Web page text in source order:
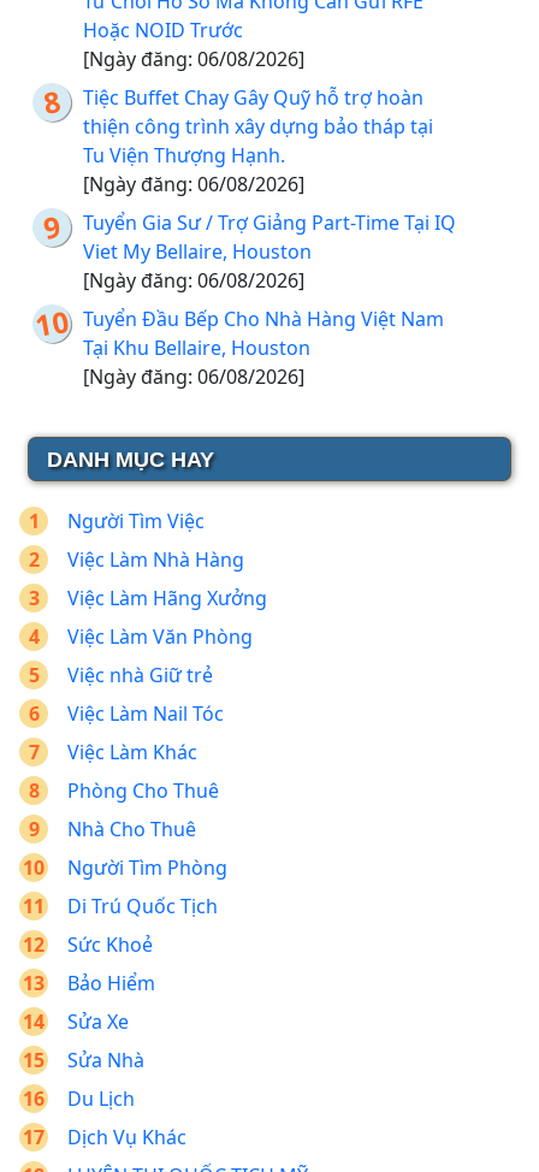
Hoặc NOID Trước
[Ngày đăng: 06/08/2026]
Tiệc Buffet Chay Gây Quỹ hỗ trợ hoàn
thiện công trình xây dựng bảo tháp tại
Tu Viện Thượng Hạnh.
[Ngày đăng: 06/08/2026]
Tuyển Gia Sư / Trợ Giảng Part-Time Tại IQ
Viet My Bellaire, Houston
[Ngày đăng: 06/08/2026]
Tuyển Đầu Bếp Cho Nhà Hàng Việt Nam
Tại Khu Bellaire, Houston
[Ngày đăng: 06/08/2026]
DANH MỤC HAY
Người Tìm Việc
Việc Làm Nhà Hàng
Việc Làm Hãng Xưởng
Việc Làm Văn Phòng
Việc nhà Giữ trẻ
Việc Làm Nail Tóc
Việc Làm Khác
Phòng Cho Thuê
Nhà Cho Thuê
Người Tìm Phòng
Di Trú Quốc Tịch
Sức Khoẻ
Bảo Hiểm
Sửa Xe
Sửa Nhà
Du Lịch
Dịch Vụ Khác